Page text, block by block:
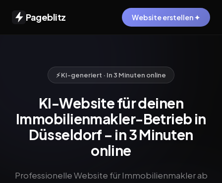
Pageblitz Website erstellen ✦
⚡ KI-generiert · In 3 Minuten online
KI-Website für deinen
Immobilienmakler-Betrieb in
Düsseldorf – in 3 Minuten
online
Professionelle Website für Immobilienmakler ab